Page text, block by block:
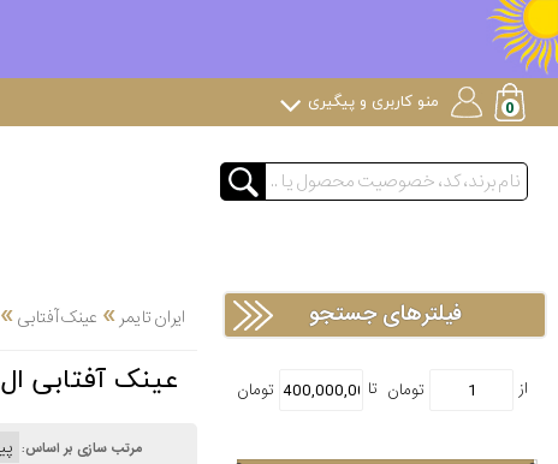
منو کاربری و پیگیری
ایران تایمر » عینک آفتابی»
عینک آفتابی ال ELLE استیل
مرتب سازی بر اساس:
فیلترهای جستجو